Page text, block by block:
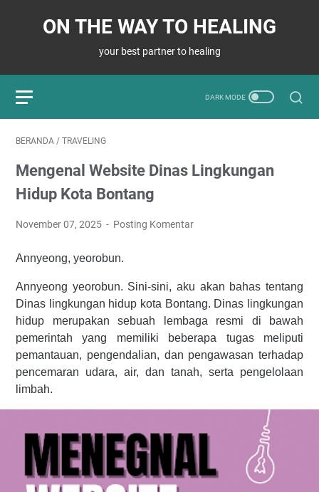
ON THE WAY TO HEALING
your best partner to healing
BERANDA / TRAVELING
Mengenal Website Dinas Lingkungan
Hidup Kota Bontang
November 07, 2025 Posting Komentar
Annyeong, yeorobun.
Annyeong yeorobun. Sini-sini, aku akan bahas tentang
Dinas lingkungan hidup kota Bontang. Dinas lingkungan
hidup merupakan sebuah lembaga resmi di bawah
pemerintah yang memiliki beberapa tugas meliputi
pemantauan, pengendalian, dan pengawasan terhadap
pencemaran udara, air, dan tanah, serta pengelolaan
limbah.